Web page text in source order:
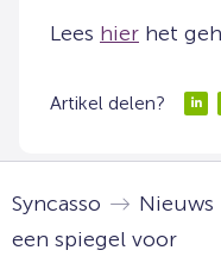
Lees hier het
Artikel delen?
Syncasso Nieuws
een spiegel voor